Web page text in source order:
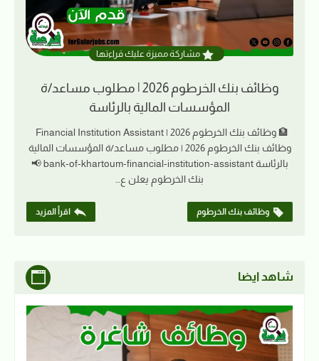
مشاركة مميزة عليك قراءتها
وظائف بنك الخرطوم 2026 | مطلوب مساعد/ة
المؤسسات المالية بالرئاسة
وظائف بنك الخرطوم 2026 | مطلوب مساعد/ة المؤسسات المالية
بالرئاسة bank-of-khartoum-financial-institution-assistant 📢
بنك الخرطوم يعلن ع…
وظائف بنك الخرطوم اقرأ المزيد
شاهد ايضا